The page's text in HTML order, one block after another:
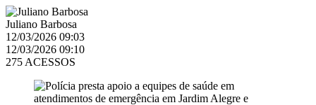
Juliano Barbosa
12/03/2026 09:03
12/03/2026 09:10
275 ACESSOS